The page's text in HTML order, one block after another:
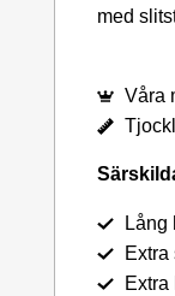
med
Våra
Lång
Extra
Extra